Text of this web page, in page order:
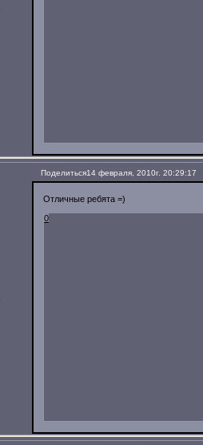
Поделиться14 февраля, 2010г. 20:29:17
Отличные ребята =)
0